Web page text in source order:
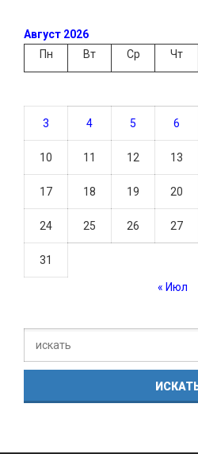
Август 2026
Пн
Вт Ср Чт
3 4 5 6
10 11 12 13
17 18 19 20
24 25 26 27
31
« Июл